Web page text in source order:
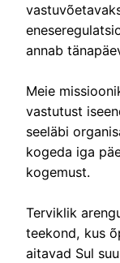
annab
Meie
vastutust
seeläbi
kogeda iga
kogemust.
Terviklik
teekond, kus
aitavad Sul